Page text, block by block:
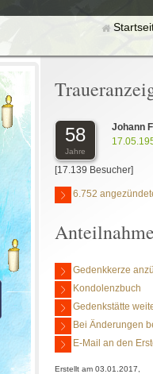
58
Jahre
Johann
[17.139 Besucher]
6.752
Anteilnahme
Gedenkkerze
Kondolenzbuch
Gedenkstätte
Bei Änderungen
E-Mail an den
Erstellt am 03.01.2017,